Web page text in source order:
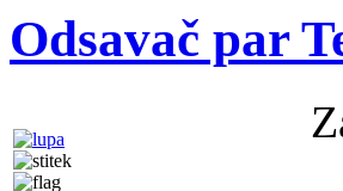
Odsavač par